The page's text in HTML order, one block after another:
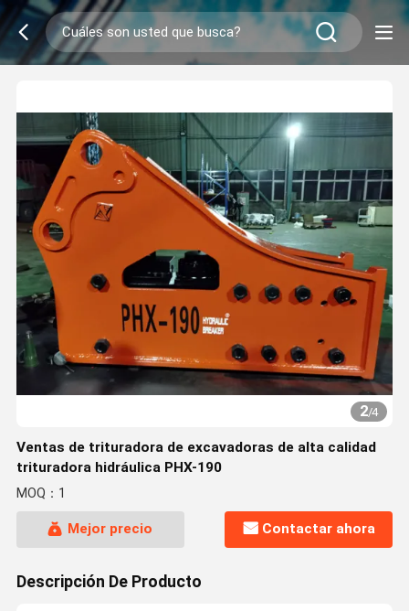
2/4
Ventas de trituradora de excavadoras de alta calidad
trituradora hidráulica PHX-190
MOQ：1
Mejor precio Contactar ahora
Descripción De Producto